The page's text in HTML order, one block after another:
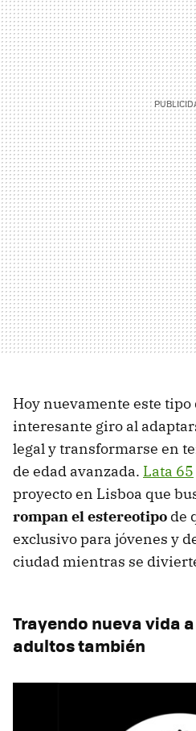
Hoy nuevamente este tipo
interesante giro al
legal y transformarse en
de edad avanzada. Lata 65
proyecto en Lisboa que
rompan el estereotipo de
exclusivo para jóvenes y
ciudad mientras se
Trayendo nueva vida
adultos también